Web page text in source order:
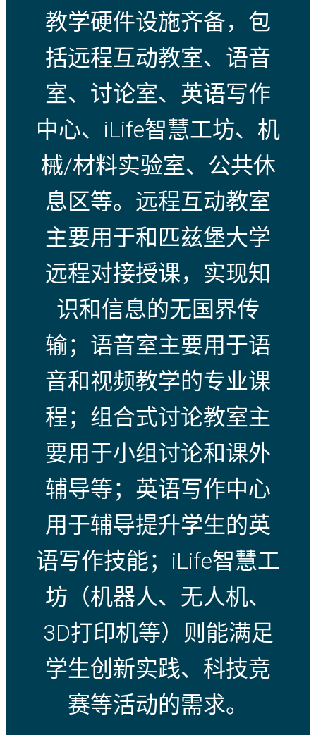
教学硬件设施齐备，包
括远程互动教室、语音
室、讨论室、英语写作
中心、iLife智慧工坊、机
械/材料实验室、公共休
息区等。远程互动教室
主要用于和匹兹堡大学
远程对接授课，实现知
识和信息的无国界传
输；语音室主要用于语
音和视频教学的专业课
程；组合式讨论教室主
要用于小组讨论和课外
辅导等；英语写作中心
用于辅导提升学生的英
语写作技能；iLife智慧工
坊（机器人、无人机、
3D打印机等）则能满足
学生创新实践、科技竞
赛等活动的需求。